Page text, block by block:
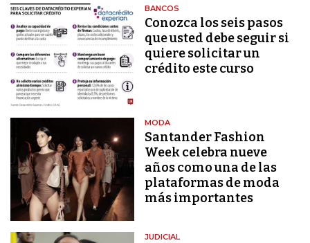
BANCOS
Conozca los seis pasos
que usted debe seguir si
quiere solicitar un
crédito este curso
MODA
Santander Fashion
Week celebra nueve
años como una de las
plataformas de moda
más importantes
JUDICIAL